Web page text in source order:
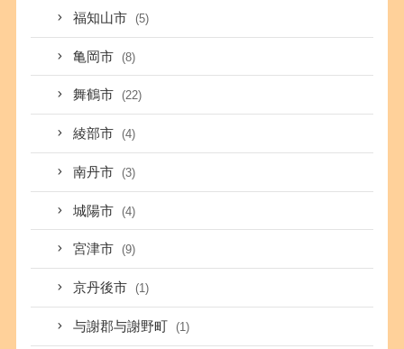
福知山市 (5)
亀岡市 (8)
舞鶴市 (22)
綾部市 (4)
南丹市 (3)
城陽市 (4)
宮津市 (9)
京丹後市 (1)
与謝郡与謝野町 (1)